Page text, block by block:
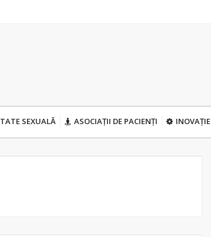
SEXUALĂ ASOCIAȚII DE PACIENȚI INOVAȚIE